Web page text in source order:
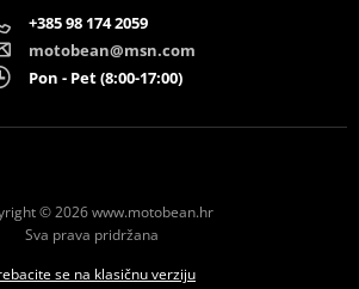
6,89 €
+385 98 174 2059
motobean@msn.com
Pon - Pet (8:00-17:00)
© 2026 www.motobean.hr
Sva prava pridržana
se na klasičnu verziju